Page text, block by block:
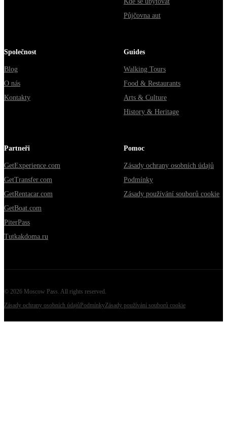
Půjčovna aut
Společnost
Blog
O nás
Kontakty
Guides
Walking Tours
Food & Restaurants
Arts & Culture
History & Heritage
Partneři
GetExperience.com
GetTransfer.com
GetRentacar.com
GetBoat.com
PiterPass
Tutkakdoma.ru
Pomoc
Zásady ochrany osobních údajů
Podmínky
Zásady používání souborů cookie
© 2026 Moscow Pass. All rights reserved.
Zásady ochrany osobních údajů PodmínkyZásady používání souborů cookie